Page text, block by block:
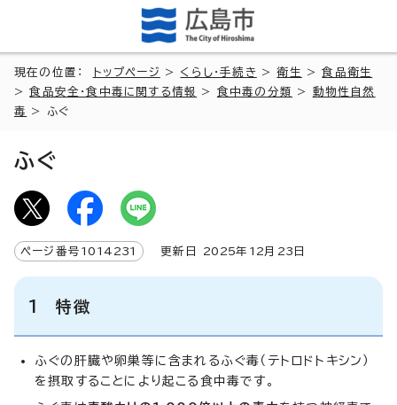
現在の位置： トップページ > くらし・手続き >衛生 >食品衛生
>食品安全・食中毒に関する情報 > 食中毒の分類 > 動物性自然
毒
> ふぐ
ふぐ
ページ番号 1014231 更新日 2025年 12月 23 日
1 特徴
ふぐの肝臓や卵巣等に含まれるふぐ毒（テトロドトキシン）
を摂取することにより起こる食中毒です。